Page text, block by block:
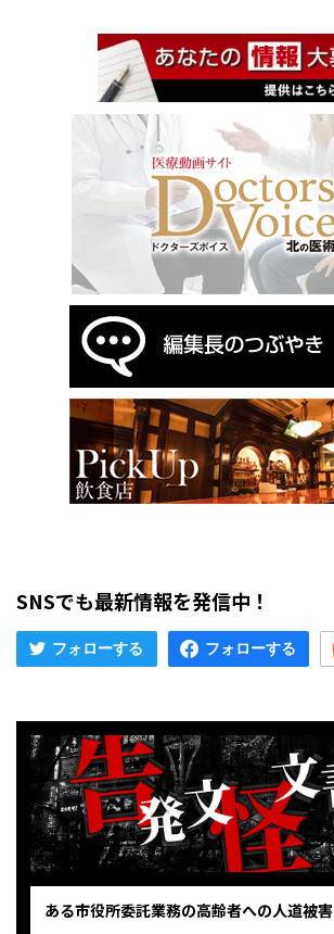
SNSでも最新情報を発信中！
ある市役所委託業務の高齢者への人道被害